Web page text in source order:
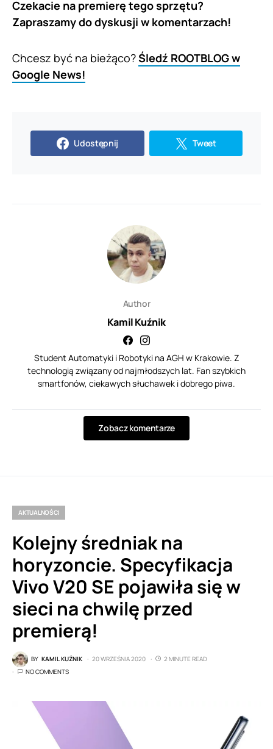
Czekacie na premierę tego sprzętu?
Zapraszamy do dyskusji w komentarzach!
Chcesz być na bieżąco?Śledź ROOTBLOG w
Google News!
Udostępnij Tweet
Author
Kamil Kuźnik
Student Automatyki i Robotyki na AGH w Krakowie. Z
technologią związany od najmłodszych lat. Fan szybkich
smartfonów, ciekawych słuchawek i dobrego piwa.
Zobacz komentarze
AKTUALNOŚCI
Kolejny średniak na
horyzoncie. Specyfikacja
Vivo V20 SE pojawiła się w
sieci na chwilę przed
premierą!
BY KAMIL KUŹNIK 20 WRZEŚNIA 2020
2 MINUTE READ
NO COMMENTS